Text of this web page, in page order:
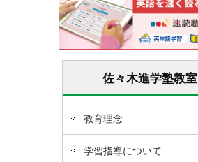
佐々木進学塾教室
教育理念
学習指導について